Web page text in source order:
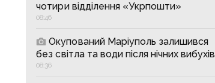
чотири відділення «Укрпошти»
08:46
Окупований Маріуполь залишився
без світла та води після нічних вибухів
08:36